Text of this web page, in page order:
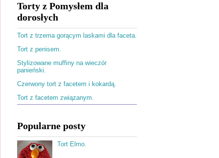
Torty z Pomysłem dla
dorosłych
Tort z trzema gorącym laskami dla faceta.
Tort z penisem.
Stylizowane muffiny na wieczór
panieński.
Czerwony tort z facetem i kokardą.
Tort z facetem związanym.
Popularne posty
Tort Elmo.